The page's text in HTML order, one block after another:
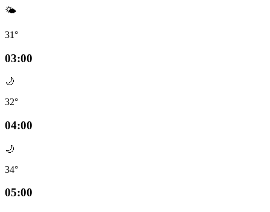
🌤️
31°
03:00
🌙
32°
04:00
🌙
34°
05:00